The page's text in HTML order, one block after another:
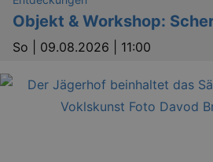
Objekt & Workshop:
So | 09.08.2026 | 11:00